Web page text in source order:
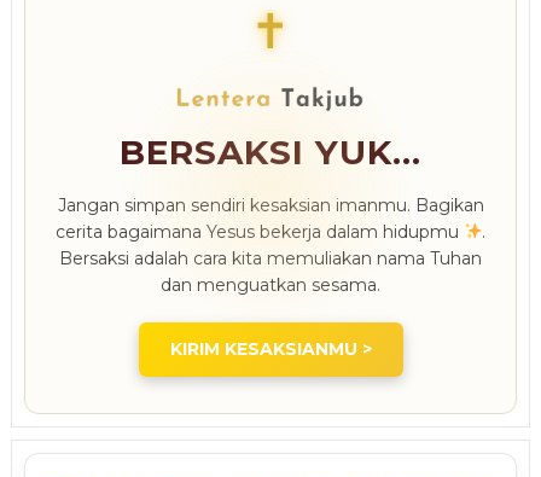
✝
BERSAKSI YUK...
Jangan simpan sendiri kesaksian imanmu. Bagikan
cerita bagaimana Yesus bekerja dalam hidupmu
.
Bersaksi adalah cara kita memuliakan nama Tuhan
dan menguatkan sesama.
KIRIM KESAKSIANMU >